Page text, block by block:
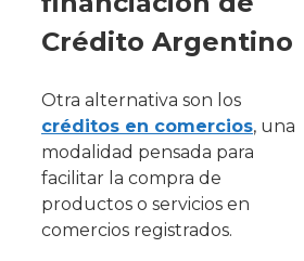
Crédito Argentino
Otra alternativa son los
créditos en comercios, una
modalidad pensada para
facilitar la compra de
productos o servicios en
comercios registrados.